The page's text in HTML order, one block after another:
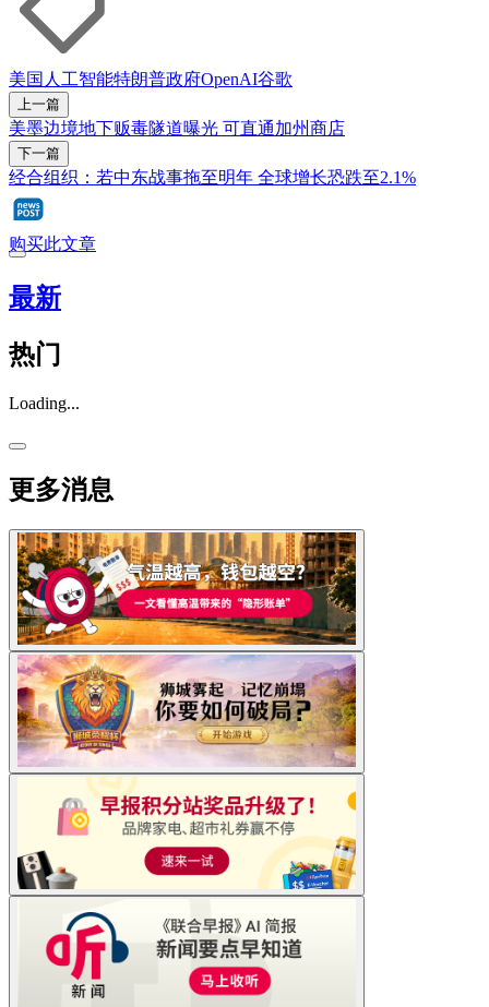
美国 人工智能特朗普政府OpenAI谷歌
上一篇
美墨边境地下贩毒隧道曝光 可直通加州商店
下一篇
经合组织：若中东战事拖至明年 全球增长恐跌至2.1%
购买此文章
最新
热门
Loading...
更多消息